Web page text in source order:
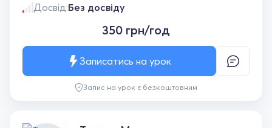
Досвід:Без досвіду
350 грн/год
Запис на урок є безкоштовним
Записатись на урок